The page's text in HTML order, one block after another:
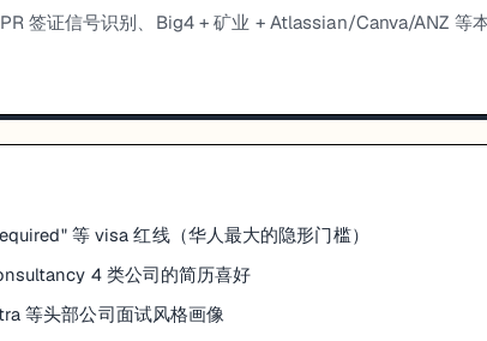
签证信号识别、Big4 + 矿业 + Atlassian/Canva/ANZ 等
等 visa 红线（华人最大的隐形门槛）
4 类公司的简历喜好
等头部公司面试风格画像